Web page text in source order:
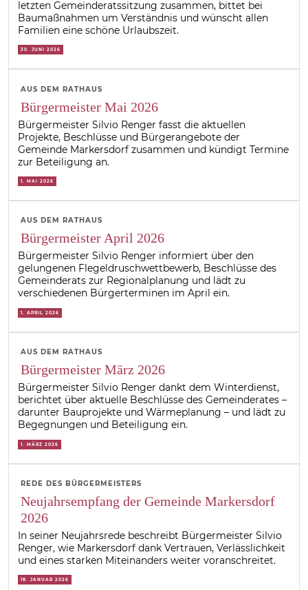
letzten Gemeinderatssitzung zusammen, bittet bei
Baumaßnahmen um Verständnis und wünscht allen
Familien eine schöne Urlaubszeit.
30. JUNI 2026
AUS DEM RATHAUS
Bürgermeister Mai 2026
Bürgermeister Silvio Renger fasst die aktuellen
Projekte, Beschlüsse und Bürgerangebote der
Gemeinde Markersdorf zusammen und kündigt Termine
zur Beteiligung an.
1. MAI 2026
AUS DEM RATHAUS
Bürgermeister April 2026
Bürgermeister Silvio Renger informiert über den
gelungenen Flegeldruschwettbewerb, Beschlüsse des
Gemeinderats zur Regionalplanung und lädt zu
verschiedenen Bürgerterminen im April ein.
1. APRIL 2026
AUS DEM RATHAUS
Bürgermeister März 2026
Bürgermeister Silvio Renger dankt dem Winterdienst,
berichtet über aktuelle Beschlüsse des Gemeinderates –
darunter Bauprojekte und Wärmeplanung – und lädt zu
Begegnungen und Beteiligung ein.
1. MÄRZ 2026
REDE DES BÜRGERMEISTERS
Neujahrsempfang der Gemeinde Markersdorf
2026
In seiner Neujahrsrede beschreibt Bürgermeister Silvio
Renger, wie Markersdorf dank Vertrauen, Verlässlichkeit
und eines starken Miteinanders weiter voranschreitet.
18. JANUAR 2026